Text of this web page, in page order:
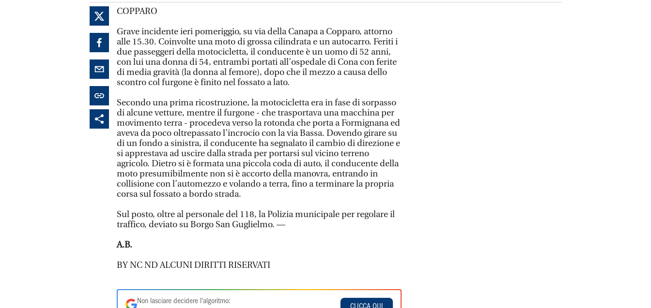
COPPARO
Grave incidente ieri pomeriggio, su via della Canapa a Copparo, attorno
alle 15.30. Coinvolte una moto di grossa cilindrata e un autocarro. Feriti i
due passeggeri della motocicletta, il conducente è un uomo di 52 anni,
con lui una donna di 54, entrambi portati all’ospedale di Cona con ferite
di media gravità (la donna al femore), dopo che il mezzo a causa dello
scontro col furgone è finito nel fossato a lato.
Secondo una prima ricostruzione, la motocicletta era in fase di sorpasso
di alcune vetture, mentre il furgone - che trasportava una macchina per
movimento terra - procedeva verso la rotonda che porta a Formignana ed
aveva da poco oltrepassato l’incrocio con la via Bassa. Dovendo girare su
di un fondo a sinistra, il conducente ha segnalato il cambio di direzione e
si apprestava ad uscire dalla strada per portarsi sul vicino terreno
agricolo. Dietro si è formata una piccola coda di auto, il conducente della
moto presumibilmente non si è accorto della manovra, entrando in
collisione con l’automezzo e volando a terra, fino a terminare la propria
corsa sul fossato a bordo strada.
Sul posto, oltre al personale del 118, la Polizia municipale per regolare il
traffico, deviato su Borgo San Guglielmo. —
A.B.
BY NC ND ALCUNI DIRITTI RISERVATI
Non lasciare decidere l'algoritmo:
CLICCA QUI